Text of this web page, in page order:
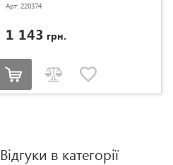
Арт: 220374
1 143 грн.
Відгуки в категорії